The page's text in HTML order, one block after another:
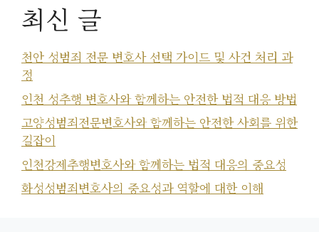
최신 글
천안 성범죄 전문 변호사 선택 가이드 및 사건 처리 과
정
인천 성추행 변호사와 함께하는 안전한 법적 대응 방법
고양성범죄전문변호사와 함께하는 안전한 사회를 위한
길잡이
인천강제추행변호사와 함께하는 법적 대응의 중요성
화성성범죄변호사의 중요성과 역할에 대한 이해